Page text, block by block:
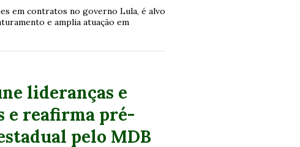
em contratos no governo Lula, é alvo
e amplia atuação em
lideranças e
e reafirma pré-
pelo MDB